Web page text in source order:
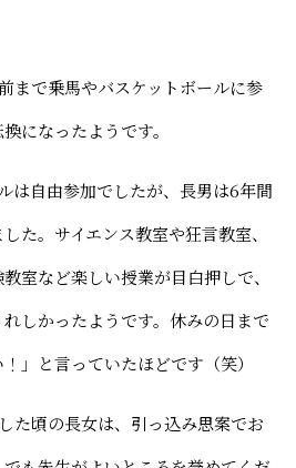
まで乗馬やバスケットボールに参
になったようです。
は自由参加でしたが、長男は6年間
た。サイエンス教室や狂言教室、
室など楽しい授業が目白押しで、
しかったようです。休みの日まで
」と言っていたほどです（笑）
た頃の長女は、引っ込み思案でお